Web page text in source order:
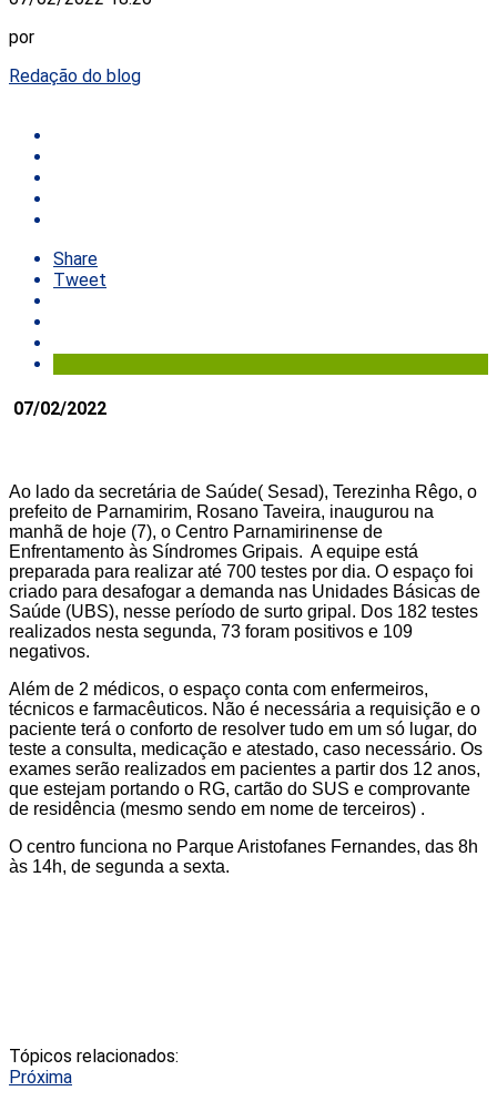
por
Redação do blog
Share
Tweet
07/02/2022
Ao lado da secretária de Saúde( Sesad), Terezinha Rêgo, o
prefeito de Parnamirim, Rosano Taveira, inaugurou na
manhã de hoje (7), o Centro Parnamirinense de
Enfrentamento às Síndromes Gripais. A equipe está
preparada para realizar até 700 testes por dia. O espaço foi
criado para desafogar a demanda nas Unidades Básicas de
Saúde (UBS), nesse período de surto gripal. Dos 182 testes
realizados nesta segunda, 73 foram positivos e 109
negativos.
Além de 2 médicos, o espaço conta com enfermeiros,
técnicos e farmacêuticos. Não é necessária a requisição e o
paciente terá o conforto de resolver tudo em um só lugar, do
teste a consulta, medicação e atestado, caso necessário. Os
exames serão realizados em pacientes a partir dos 12 anos,
que estejam portando o RG, cartão do SUS e comprovante
de residência (mesmo sendo em nome de terceiros) .
O centro funciona no Parque Aristofanes Fernandes, das 8h
às 14h, de segunda a sexta.
Tópicos relacionados:
Próxima